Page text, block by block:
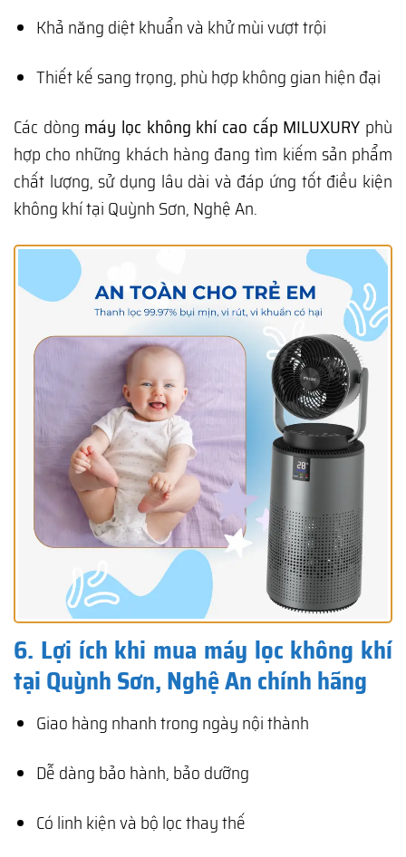
Khả năng diệt khuẩn và khử mùi vượt trội
Thiết kế sang trọng, phù hợp không gian hiện đại
Các dòng máy lọc không khí cao cấp MILUXURY phù
hợp cho những khách hàng đang tìm kiếm sản phẩm
chất lượng, sử dụng lâu dài và đáp ứng tốt điều kiện
không khí tại Quỳnh Sơn, Nghệ An.
6. Lợi ích khi mua máy lọc không khí
tại Quỳnh Sơn, Nghệ An chính hãng
Giao hàng nhanh trong ngày nội thành
Dễ dàng bảo hành, bảo dưỡng
Có linh kiện và bộ lọc thay thế